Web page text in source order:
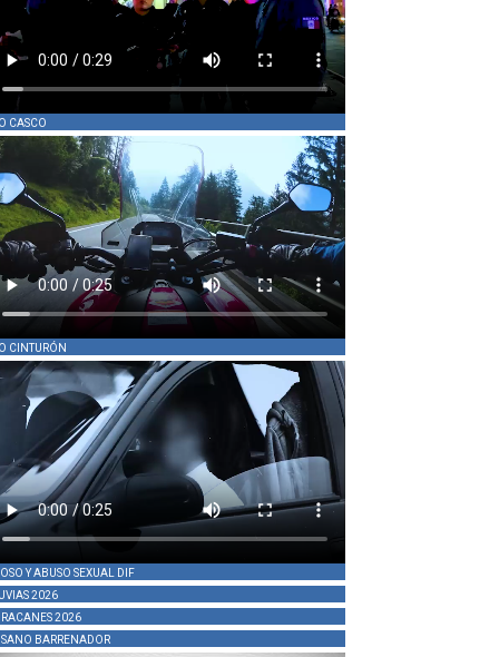
CASCO
CINTURÓN
Y ABUSO SEXUAL DIF
2026
2026
BARRENADOR